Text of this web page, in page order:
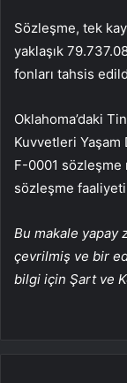
Sözleşme, tek
yaklaşık
fonları tahsis
Oklahoma’daki
Kuvvetleri
F-0001 sözleşme
sözleşme
Bu makale yapay
çevrilmiş ve bir
bilgi için Şart ve